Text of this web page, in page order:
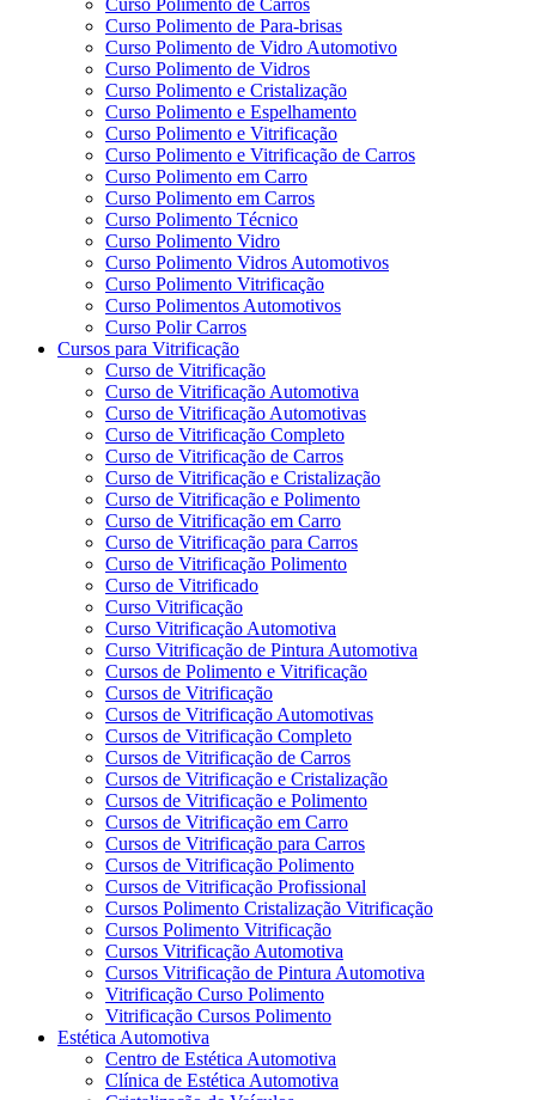
Curso Polimento de Para-brisas
Curso Polimento de Vidro Automotivo
Curso Polimento de Vidros
Curso Polimento e Cristalização
Curso Polimento e Espelhamento
Curso Polimento e Vitrificação
Curso Polimento e Vitrificação de Carros
Curso Polimento em Carro
Curso Polimento em Carros
Curso Polimento Técnico
Curso Polimento Vidro
Curso Polimento Vidros Automotivos
Curso Polimento Vitrificação
Curso Polimentos Automotivos
Curso Polir Carros
Cursos para Vitrificação
Curso de Vitrificação
Curso de Vitrificação Automotiva
Curso de Vitrificação Automotivas
Curso de Vitrificação Completo
Curso de Vitrificação de Carros
Curso de Vitrificação e Cristalização
Curso de Vitrificação e Polimento
Curso de Vitrificação em Carro
Curso de Vitrificação para Carros
Curso de Vitrificação Polimento
Curso de Vitrificado
Curso Vitrificação
Curso Vitrificação Automotiva
Curso Vitrificação de Pintura Automotiva
Cursos de Polimento e Vitrificação
Cursos de Vitrificação
Cursos de Vitrificação Automotivas
Cursos de Vitrificação Completo
Cursos de Vitrificação de Carros
Cursos de Vitrificação e Cristalização
Cursos de Vitrificação e Polimento
Cursos de Vitrificação em Carro
Cursos de Vitrificação para Carros
Cursos de Vitrificação Polimento
Cursos de Vitrificação Profissional
Cursos Polimento Cristalização Vitrificação
Cursos Polimento Vitrificação
Cursos Vitrificação Automotiva
Cursos Vitrificação de Pintura Automotiva
Vitrificação Curso Polimento
Vitrificação Cursos Polimento
Estética Automotiva
Centro de Estética Automotiva
Clínica de Estética Automotiva